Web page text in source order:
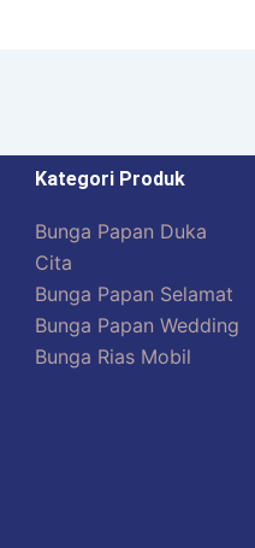
Kategori Produk
Bunga Papan Duka
Cita
Bunga Papan Selamat
Bunga Papan Wedding
Bunga Rias Mobil